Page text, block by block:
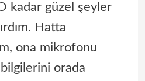
kadar güzel şeyler
Hatta
ona mikrofonu
orada